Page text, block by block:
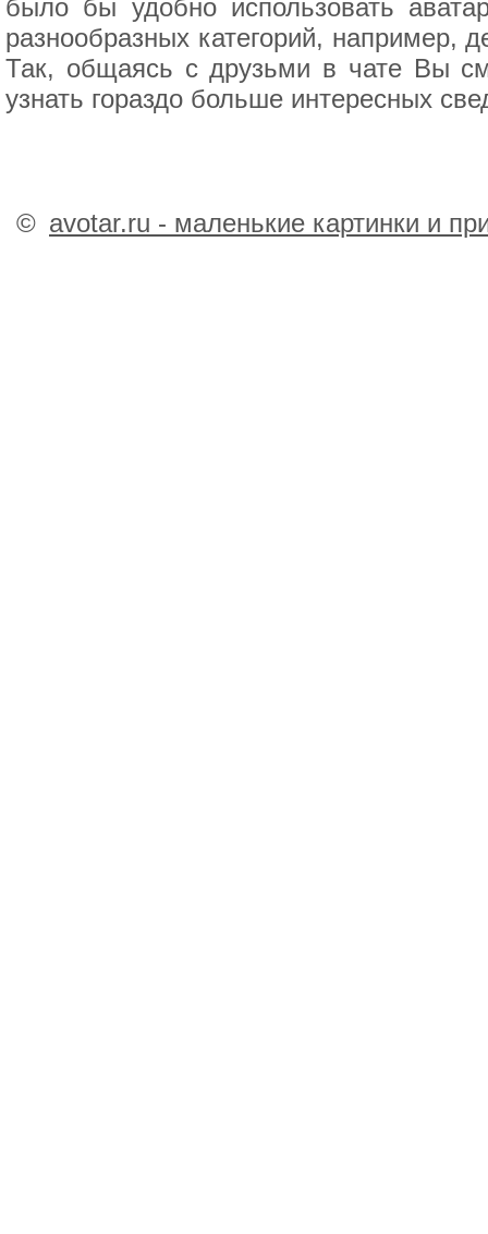
было бы удобно использовать
разнообразных категорий, например,
Так, общаясь с друзьми в чате Вы
узнать гораздо больше интересных
© avotar.ru - маленькие картинки и